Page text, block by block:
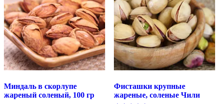
Миндаль в скорлупе
жареный соленый, 100 гр
Фисташки крупные
жареные, соленые Чили